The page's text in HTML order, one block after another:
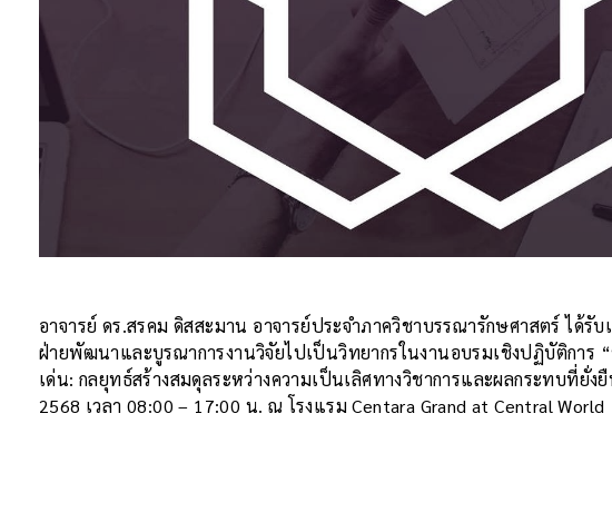
อาจารย์ ดร.สรคม ดิสสะมาน อาจารย์ประจำภาควิชาบรรณารักษศาสตร์ ได้รั
ฝ่ายพัฒนาและบูรณาการงานวิจัยไปเป็นวิทยากรในงานอบรมเชิงปฏิบัติการ
เด่น: กลยุทธ์สร้างสมดุลระหว่างความเป็นเลิศทางวิชาการและผลกระทบที่ยั่ง
2568 เวลา 08:00 – 17:00 น. ณ โรงแรม Centara Grand at Central World